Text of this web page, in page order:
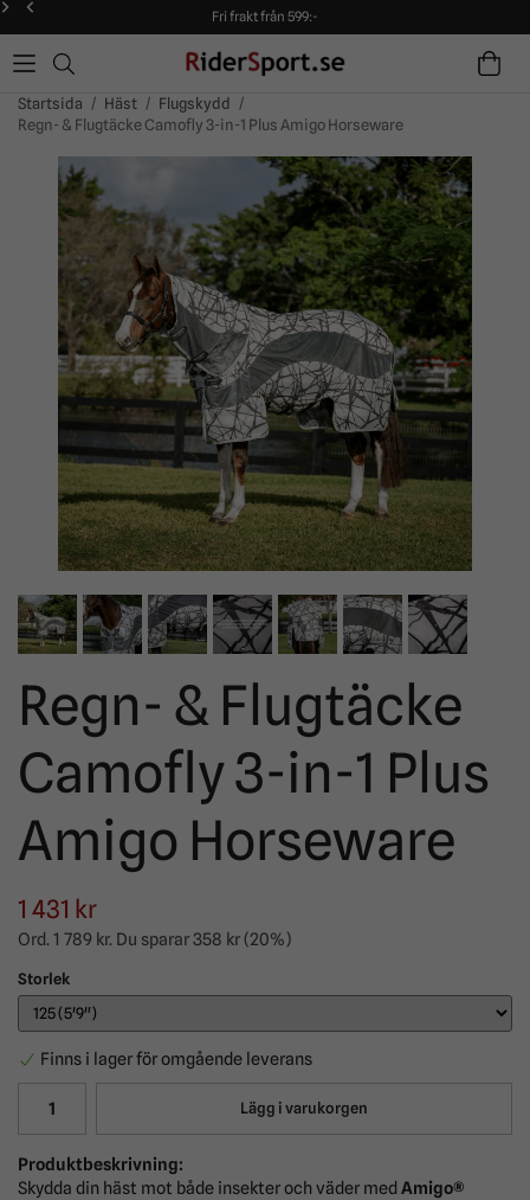
Fri frakt från 599:-
90 dagars öppet köp!
Alltid snabba leveranser!
Fri frakt från 599:-
90 dagars öppet köp!
Startsida / Häst / Flugskydd
/
Regn- & Flugtäcke Camofly 3-in-1 Plus Amigo Horseware
Regn- & Flugtäcke
Camofly 3-in-1 Plus
Amigo Horseware
1 431 kr
Ord. 1 789 kr. Du sparar358 kr(20%)
Storlek
Finns i lager för omgående leverans
Lägg i varukorgen
Produktbeskrivning:
Skydda din häst mot både insekter och väder med Amigo®